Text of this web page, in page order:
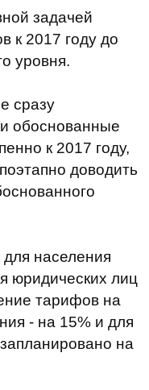
задачей
к 2017 году до
уровня.
сразу
обоснованные
к 2017 году,
доводить
населения
юридических лиц
тарифов на
- на 15% и для
на